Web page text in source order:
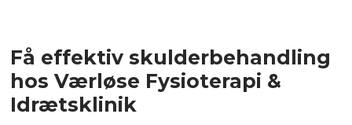
Få effektiv skulderbehandling
hos Værløse Fysioterapi &
Idrætsklinik